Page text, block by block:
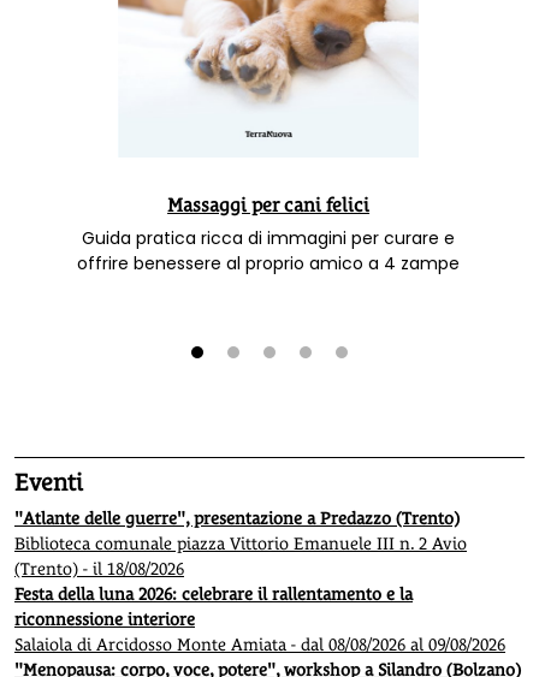
Massaggi per cani felici
Guida pratica ricca di immagini per curare e
offrire benessere al proprio amico a 4 zampe
Eventi
"Atlante delle guerre", presentazione a Predazzo (Trento)
Biblioteca comunale piazza Vittorio Emanuele III n. 2 Avio
(Trento) - il 18/08/2026
Festa della luna 2026: celebrare il rallentamento e la
riconnessione interiore
Salaiola di Arcidosso Monte Amiata - dal 08/08/2026 al 09/08/2026
"Menopausa: corpo, voce, potere", workshop a Silandro (Bolzano)